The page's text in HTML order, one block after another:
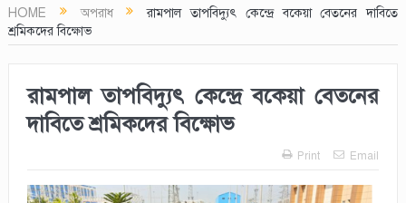
HOME অপরাধ
রামপাল তাপবিদ্যুৎ কেন্দ্রে বকেয়া বেতনের দাবিতে
শ্রমিকদের বিক্ষোভ
রামপাল তাপবিদ্যুৎ কেন্দ্রে বকেয়া বেতনের
দাবিতে শ্রমিকদের বিক্ষোভ
Print Email